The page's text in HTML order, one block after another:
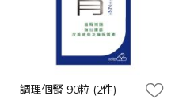
調理個腎 90粒 (2件)